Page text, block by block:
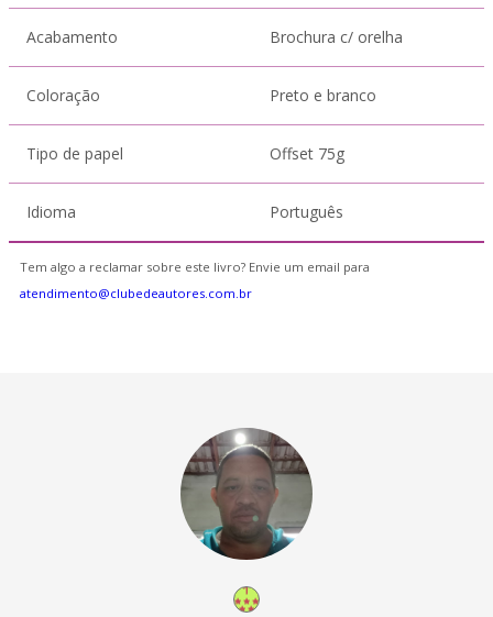
Acabamento Brochura c/ orelha
Coloração Preto e branco
Tipo de papel Offset 75g
Idioma Português
Tem algo a reclamar sobre este livro? Envie um email para
atendimento@clubedeautores.com.br